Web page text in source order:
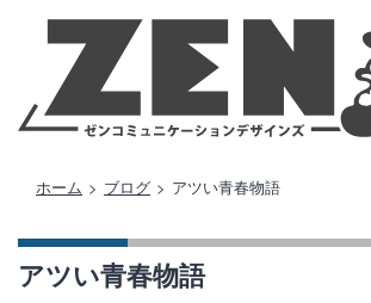
ホーム > ブログ > アツい青春物語
アツい青春物語